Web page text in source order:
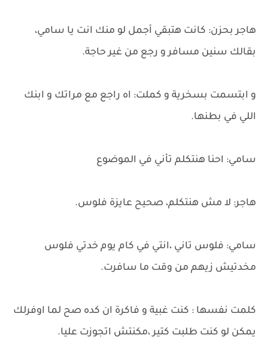
هاجر بحزن: كانت هتبقي أجمل لو منك انت يا سامي،
بقالك سنين مسافر و رجع من غير حاجة.
و ابتسمت بسخرية و كملت: اه راجع مع مراتك و ابنك
اللي في بطنها.
سامي: احنا هنتكلم تأني في الموضوع
هاجر: لا مش هنتكلم، صحيح عايزة فلوس.
سامي: فلوس تاني ،انتي في كام يوم خدتي فلوس
مخدتيش زيهم من وقت ما سافرت.
كلمت نفسها : كنت غبية و فاكرة ان كده صح لما اوفرلك
يمكن لو كنت طلبت كتير ،مكنتش اتجوزت عليا.